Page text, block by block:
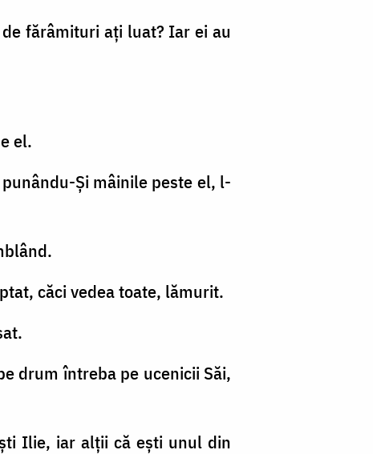
fărâmituri aţi luat? Iar ei au
el.
Şi mâinile peste el, l-
căci vedea toate, lămurit.
drum întreba pe ucenicii Săi,
Ilie, iar alţii că eşti unul din